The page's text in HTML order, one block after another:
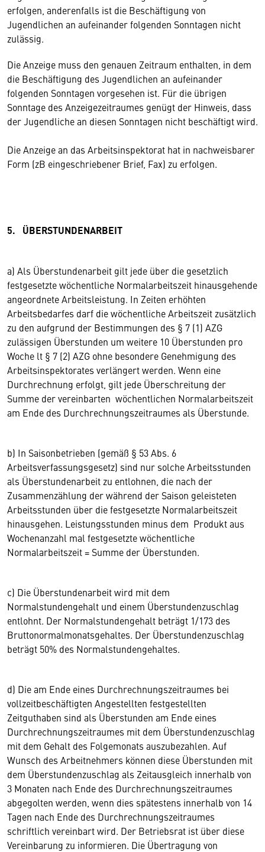
erfolgen, anderenfalls ist die Beschäftigung von
Jugendlichen an aufeinander folgenden Sonntagen nicht
zulässig.
Die Anzeige muss den genauen Zeitraum enthalten, in dem
die Beschäftigung des Jugendlichen an aufeinander
folgenden Sonntagen vorgesehen ist. Für die übrigen
Sonntage des Anzeigezeitraumes genügt der Hinweis, dass
der Jugendliche an diesen Sonntagen nicht beschäftigt wird.
Die Anzeige an das Arbeitsinspektorat hat in nachweisbarer
Form (zB eingeschriebener Brief, Fax) zu erfolgen.
5. ÜBERSTUNDENARBEIT
a) Als Überstundenarbeit gilt jede über die gesetzlich
festgesetzte wöchentliche Normalarbeitszeit hinausgehende
angeordnete Arbeitsleistung. In Zeiten erhöhten
Arbeitsbedarfes darf die wöchentliche Arbeitszeit zusätzlich
zu den aufgrund der Bestimmungen des § 7 (1) AZG
zulässigen Überstunden um weitere 10 Überstunden pro
Woche lt § 7 (2) AZG ohne besondere Genehmigung des
Arbeitsinspektorates verlängert werden. Wenn eine
Durchrechnung erfolgt, gilt jede Überschreitung der
Summe der vereinbarten wöchentlichen Normalarbeitszeit
am Ende des Durchrechnungszeitraumes als Überstunde.
b) In Saisonbetrieben (gemäß § 53 Abs. 6
Arbeitsverfassungsgesetz) sind nur solche Arbeitsstunden
als Überstundenarbeit zu entlohnen, die nach der
Zusammenzählung der während der Saison geleisteten
Arbeitsstunden über die festgesetzte Normalarbeitszeit
hinausgehen. Leistungsstunden minus dem Produkt aus
Wochenanzahl mal festgesetzte wöchentliche
Normalarbeitszeit = Summe der Überstunden.
c) Die Überstundenarbeit wird mit dem
Normalstundengehalt und einem Überstundenzuschlag
entlohnt. Der Normalstundengehalt beträgt 1/173 des
Bruttonormalmonatsgehaltes. Der Überstundenzuschlag
beträgt 50% des Normalstundengehaltes.
d) Die am Ende eines Durchrechnungszeitraumes bei
vollzeitbeschäftigten Angestellten festgestellten
Zeitguthaben sind als Überstunden am Ende eines
Durchrechnungszeitraumes mit dem Überstundenzuschlag
mit dem Gehalt des Folgemonats auszubezahlen. Auf
Wunsch des Arbeitnehmers können diese Überstunden mit
dem Überstundenzuschlag als Zeitausgleich innerhalb von
3 Monaten nach Ende des Durchrechnungszeitraumes
abgegolten werden, wenn dies spätestens innerhalb von 14
Tagen nach Ende des Durchrechnungszeitraumes
schriftlich vereinbart wird. Der Betriebsrat ist über diese
Vereinbarung zu informieren. Die Übertragung von